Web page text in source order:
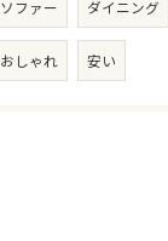
ソファー ダイニング
おしゃれ 安い